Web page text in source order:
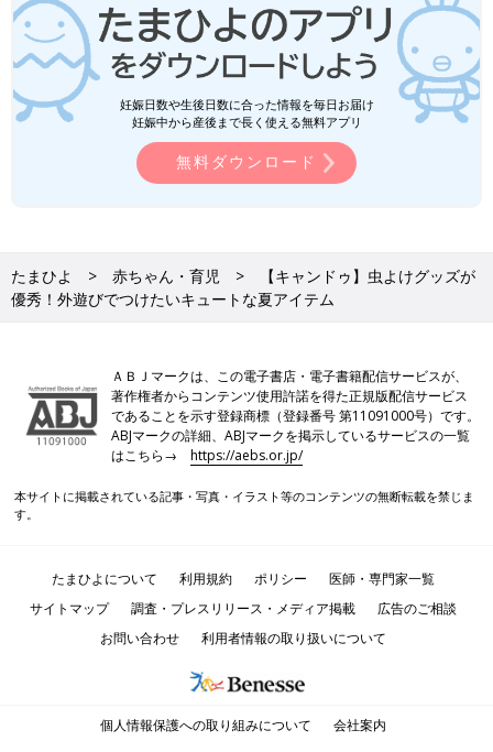
妊娠日数や生後日数に合った情報を毎日お届け
妊娠中から産後まで長く使える無料アプリ
無料ダウンロード
たまひよ 赤ちゃん・育児
【キャンドゥ】虫よけグッズが
優秀！外遊びでつけたいキュートな夏アイテム
ＡＢＪマークは、この電子書店・電子書籍配信サービスが、
著作権者からコンテンツ使用許諾を得た正規版配信サービス
であることを示す登録商標（登録番号 第11091000号）です。
ABJマークの詳細、ABJマークを掲示しているサービスの一覧
はこちら→https://aebs.or.jp/
本サイトに掲載されている記事・写真・イラスト等のコンテンツの無断転載を禁じま
す。
たまひよについて 利用規約 ポリシー
医師・専門家一覧
サイトマップ
調査・プレスリリース・メディア掲載
広告のご相談
お問い合わせ
利用者情報の取り扱いについて
個人情報保護への取り組みについて 会社案内